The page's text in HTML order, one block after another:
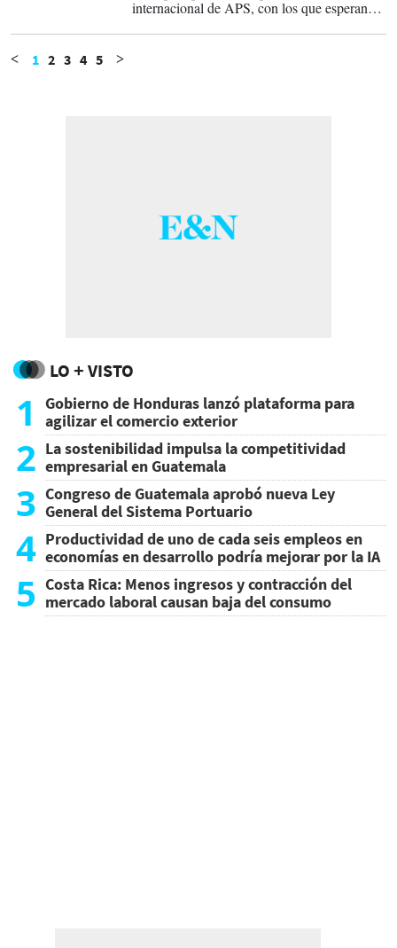
internacional de APS, con los que esperan
cinco años.
< 1 2 3 4 5 >
LO + VISTO
1
Gobierno de Honduras lanzó plataforma para
agilizar el comercio exterior
2 La sostenibilidad impulsa la competitividad
empresarial en Guatemala
3 Congreso de Guatemala aprobó nueva Ley
General del Sistema Portuario
4 Productividad de uno de cada seis empleos en
economías en desarrollo podría mejorar por la IA
5 Costa Rica: Menos ingresos y contracción del
mercado laboral causan baja del consumo